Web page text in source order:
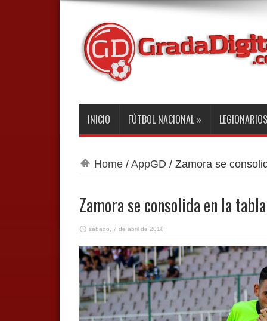
INICIO FÚTBOL NACIONAL » LEGIONARIOS
Home/ AppGD / Zamora se
Zamora se consolida en la
sábado, 7 de abril de 2018